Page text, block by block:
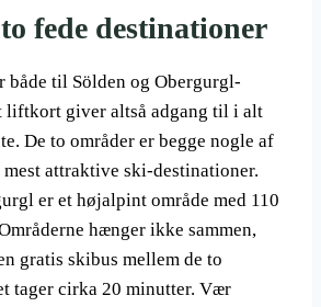
fede destinationer
til Sölden og Obergurgl-
liftkort giver altså adgang til i alt
De to områder er begge nogle af
attraktive ski-destinationer.
er et højalpint område med 110
hænger ikke sammen,
gratis skibus mellem de to
tager cirka 20 minutter. Vær